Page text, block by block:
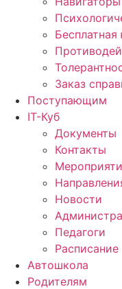
Заказ
Поступающим
IT-Куб
Документы
Контакты
Новости
Педагоги
Расписание
Автошкола
Родителям